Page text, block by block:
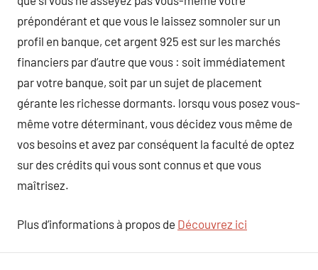
prépondérant et que vous le laissez somnoler sur un
profil en banque, cet argent 925 est sur les marchés
financiers par d’autre que vous : soit immédiatement
par votre banque, soit par un sujet de placement
gérante les richesse dormants. lorsqu vous posez vous-
même votre déterminant, vous décidez vous même de
vos besoins et avez par conséquent la faculté de optez
sur des crédits qui vous sont connus et que vous
maîtrisez.
Plus d’informations à propos de Découvrez ici